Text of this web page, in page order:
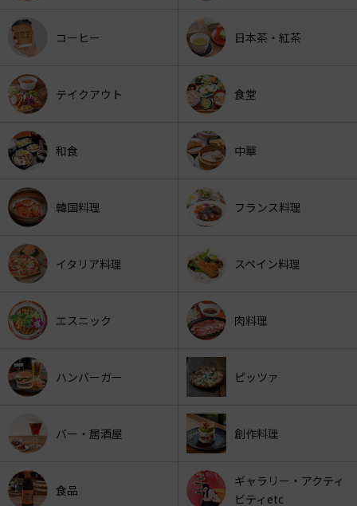
コーヒー 日本茶・紅茶
テイクアウト 食堂
和食 中華
韓国料理 フランス料理
イタリア料理 スペイン料理
エスニック 肉料理
ハンバーガー ピッツァ
バー・居酒屋 創作料理
食品
ギャラリー・アクティ
ビティetc